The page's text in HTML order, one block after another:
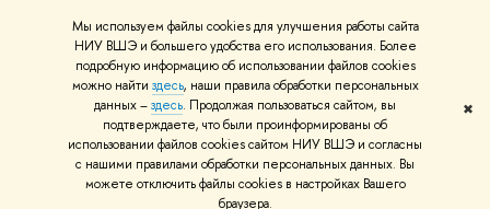
Мы используем файлы cookies для улучшения работы сайта
НИУ ВШЭ и большего удобства его использования. Более
подробную информацию об использовании файлов cookies
можно найти здесь, наши правила обработки персональных
данных –здесь. Продолжая пользоваться сайтом, вы
подтверждаете, что были проинформированы об
использовании файлов cookies сайтом НИУ ВШЭ и согласны
с нашими правилами обработки персональных данных. Вы
можете отключить файлы cookies в настройках Вашего
браузера.
✖
Людям с ограниченными возможностями здоровья
Единая платежная страница
Работа в Вышке
© НИУ ВШЭ 1993–2026 Адреса и контакты Условия использования
материалов Политика конфиденциальности Карта сайта
Шрифты HSE Sans и HSE Slab разработаны вШколе дизайна НИУ ВШЭ